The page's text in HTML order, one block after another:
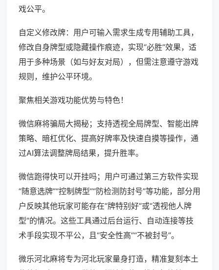
戏公平。
自定义修改牌：用户可输入需求生成专用辅助工具，
修改自身牌型或隐藏操作痕迹，实现“必胜”效果，适
用于多种场景（如与好友对局），但需注意遵守游戏
规则，维护公平环境。
聚焦相关游戏功能优势与特色！
微信麻将骗局大揭秘；支持透视全局牌型、智能出牌
策略、暗杠优化、提高好牌率及快速自摸等操作，通
过AI算法调整牌局结果，提升胜率。
微信跑得快可以开挂吗；用户可通过第三方软件实现
“随意选牌”“控制牌型”“防检测防封号”等功能，部分用
户反映其他玩家可能存在“牌特别好”或“透视他人牌
型”的情况。这些工具通过后台运行、自动连接等技
术手段实现不平公，且“安全性高”“不被封号”。
微乐河北麻将专为河北玩家量身打造，精准复刻本土